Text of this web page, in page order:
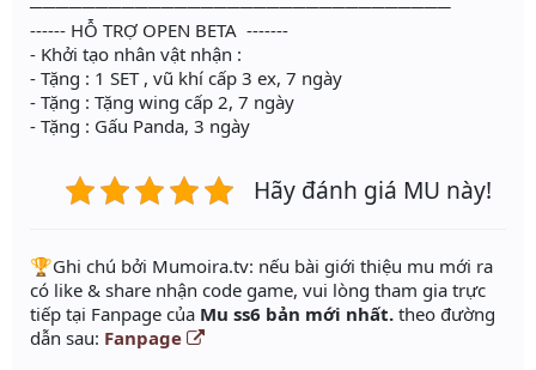
────────────────────────────────
------ HỖ TRỢ OPEN BETA -------
- Khởi tạo nhân vật nhận :
- Tặng : 1 SET , vũ khí cấp 3 ex, 7 ngày
- Tặng : Tặng wing cấp 2, 7 ngày
- Tặng : Gấu Panda, 3 ngày
Hãy đánh giá MU này!
️🏆Ghi chú bởi Mumoira.tv: nếu bài giới thiệu mu mới ra
có like & share nhận code game, vui lòng tham gia trực
tiếp tại Fanpage của Mu ss6 bản mới nhất. theo đường
dẫn sau: Fanpage